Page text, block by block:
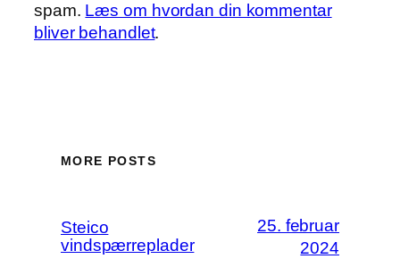
spam. Læs om hvordan din kommentar
bliver behandlet.
MORE POSTS
Steico
vindspærreplader
25. februar
2024